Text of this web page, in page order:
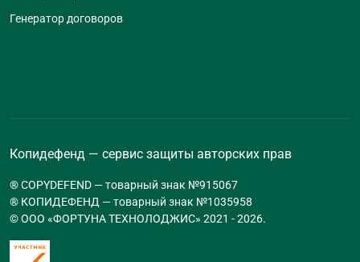
Генератор договоров
Копидефенд — сервис защиты авторских прав
® COPYDEFEND — товарный знак №915067
® КОПИДЕФЕНД — товарный знак №1035958
© ООО «ФОРТУНА ТЕХНОЛОДЖИС» 2021 -2026.